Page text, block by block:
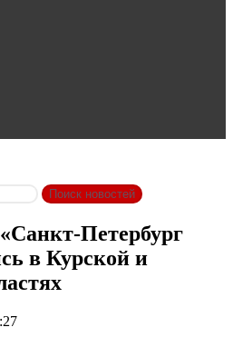
Поиск новостей
Петербург
в Курской и